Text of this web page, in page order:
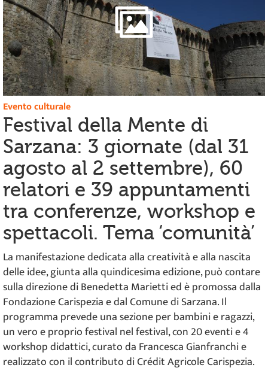
Evento culturale
Festival della Mente di
Sarzana: 3 giornate (dal 31
agosto al 2 settembre), 60
relatori e 39 appuntamenti
tra conferenze, workshop e
spettacoli. Tema ‘comunità’
La manifestazione dedicata alla creatività e alla nascita
delle idee, giunta alla quindicesima edizione, può contare
sulla direzione di Benedetta Marietti ed è promossa dalla
Fondazione Carispezia e dal Comune di Sarzana. Il
programma prevede una sezione per bambini e ragazzi,
un vero e proprio festival nel festival, con 20 eventi e 4
workshop didattici, curato da Francesca Gianfranchi e
realizzato con il contributo di Crédit Agricole Carispezia.